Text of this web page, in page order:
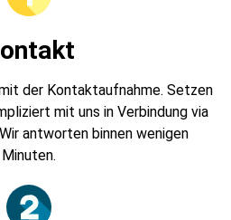
der Kontaktaufnahme. Setzen
mit uns in Verbindung via
antworten binnen wenigen
Minuten.